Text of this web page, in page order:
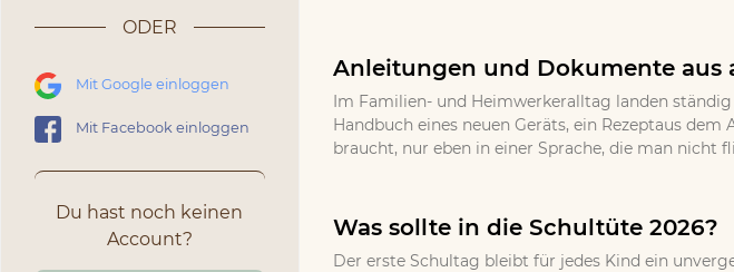
ODER
Mit Google einloggen
Mit Facebook einloggen
Du hast noch keinen
Account?
Anleitungen und Dokumente aus
Im Familien- und Heimwerkeralltag landen
Handbuch eines neuen Geräts, ein Rezeptaus
braucht, nur eben in einer Sprache, die man nicht
Was sollte in die Schultüte 2026?
Der erste Schultag bleibt für jedes Kind ein